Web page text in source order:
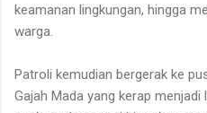
keamanan lingkungan, hingga
warga.
Patroli kemudian bergerak ke
Gajah Mada yang kerap